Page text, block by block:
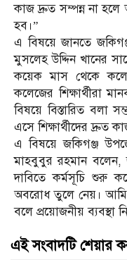
কাজ দ্রুত সম্পন্ন না
হব।”
এ বিষয়ে জানতে
মুসলেহ উদ্দিন খানের
কয়েক মাস থেকে
কলেজের শিক্ষার্থীরা
বিষয়ে বিস্তারিত বলা
এসে শিক্ষার্থীদের দ্রুত
এ বিষয়ে জকিগঞ্জ
মাহবুবুর রহমান বলেন,
দাবিতে কর্মসূচি শুরু
অবরোধ তুলে নেয়। আমি
বলে প্রয়োজনীয় ব্যবস্থা
এই সংবাদটি শেয়ার